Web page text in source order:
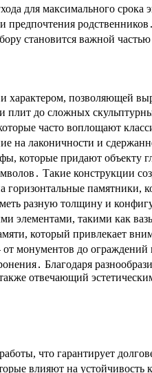
для максимального
становится важной
позволяющей
плит до сложных
часто воплощают
лаконичности и
которые придают объекту
Такие конструкции
памятники,
разную толщину и
элементами, такими как
который привлекает
монументов до
Благодаря
отвечающий
что гарантирует
влияют на